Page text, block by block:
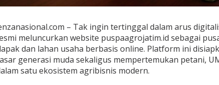
– Tak ingin tertinggal dalam arus
meluncurkan website puspaagrojatim.id sebagai
dan lahan usaha berbasis online. Platform ini
generasi muda sekaligus mempertemukan petani,
satu ekosistem agribisnis modern.